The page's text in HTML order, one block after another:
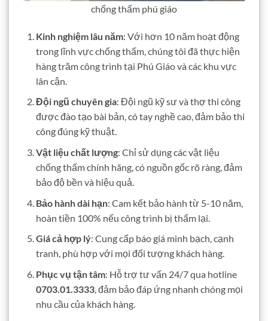
chống thấm phú giáo
Kinh nghiệm lâu năm: Với hơn 10 năm hoạt động
trong lĩnh vực chống thấm, chúng tôi đã thực hiện
hàng trăm công trình tại Phú Giáo và các khu vực
lân cận.
Đội ngũ chuyên gia: Đội ngũ kỹ sư và thợ thi công
được đào tạo bài bản, có tay nghề cao, đảm bảo thi
công đúng kỹ thuật.
Vật liệu chất lượng: Chỉ sử dụng các vật liệu
chống thấm chính hãng, có nguồn gốc rõ ràng, đảm
bảo độ bền và hiệu quả.
Bảo hành dài hạn: Cam kết bảo hành từ 5-10 năm,
hoàn tiền 100% nếu công trình bị thấm lại.
Giá cả hợp lý: Cung cấp báo giá minh bạch, cạnh
tranh, phù hợp với mọi đối tượng khách hàng.
Phục vụ tận tâm: Hỗ trợ tư vấn 24/7 qua hotline
0703.01.3333, đảm bảo đáp ứng nhanh chóng mọi
nhu cầu của khách hàng.